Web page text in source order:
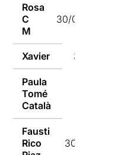
Rosa
C
M
30/01/2018
Xavier 30/01/2018
Paula
Tomé
Català
Fausti
Rico
30/01/2018